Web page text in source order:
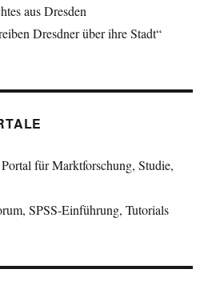
aus Dresden
Dresdner über ihre Stadt“
Portal für Marktforschung, Studie,
SPSS-Einführung, Tutorials